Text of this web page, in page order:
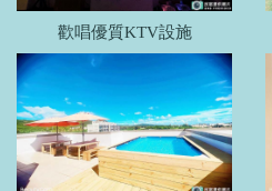
歡唱優質KTV設施